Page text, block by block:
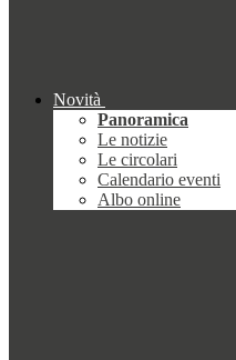
Novità
Panoramica
Le notizie
Le circolari
Calendario eventi
Albo online